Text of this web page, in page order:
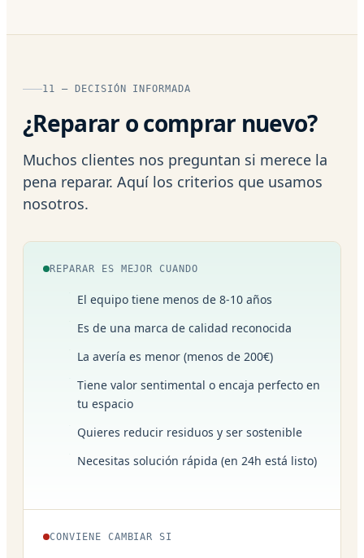
11 — DECISIÓN INFORMADA
¿Reparar o comprar nuevo?
Muchos clientes nos preguntan si merece la
pena reparar. Aquí los criterios que usamos
nosotros.
REPARAR ES MEJOR CUANDO
El equipo tiene menos de 8-10 años
Es de una marca de calidad reconocida
La avería es menor (menos de 200€)
Tiene valor sentimental o encaja perfecto en
tu espacio
Quieres reducir residuos y ser sostenible
Necesitas solución rápida (en 24h está listo)
CONVIENE CAMBIAR SI